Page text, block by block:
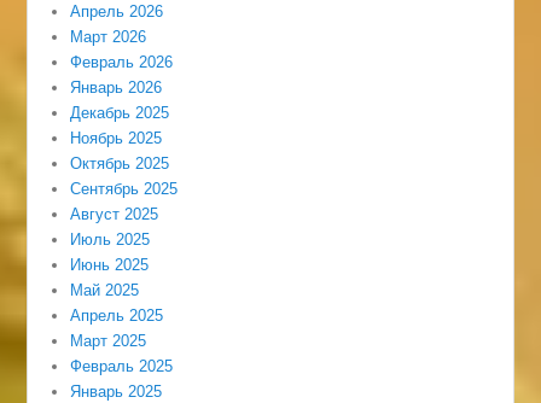
Апрель 2026
Март 2026
Февраль 2026
Январь 2026
Декабрь 2025
Ноябрь 2025
Октябрь 2025
Сентябрь 2025
Август 2025
Июль 2025
Июнь 2025
Май 2025
Апрель 2025
Март 2025
Февраль 2025
Январь 2025